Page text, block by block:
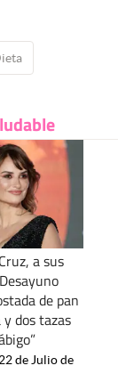
a sus
de pan
dos tazas
de Julio de